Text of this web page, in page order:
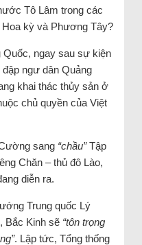
Tô Lâm trong các
Hoa kỳ và Phương Tây?
ngay sau sự kiện
ngư dân Quảng
khai thác thủy sản ở
chủ quyền của Việt
sang “chầu”Tập
Chăn – thủ đô Lào,
diễn ra.
Trung quốc Lý
Bắc Kinh sẽ “tôn trọng
. Lập tức, Tổng thống